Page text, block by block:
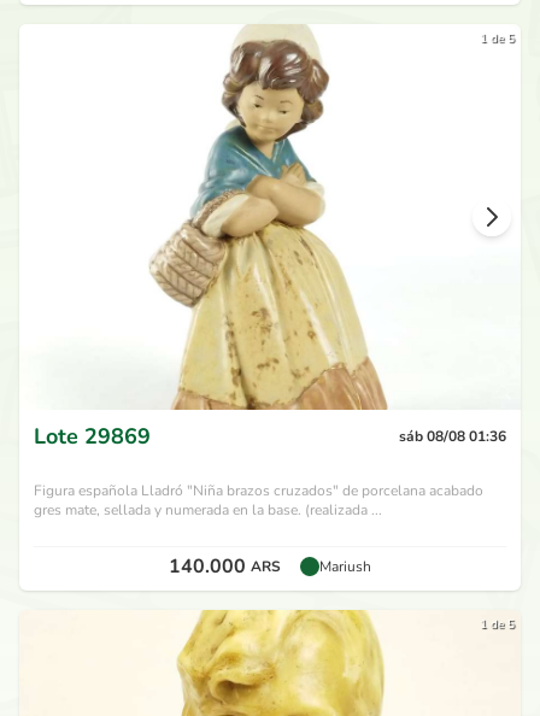
1 de 5
Lote 29869 sáb 08/08 01:36
Figura española Lladró "Niña brazos cruzados" de porcelana acabado
gres mate, sellada y numerada en la base. (realizada ...
140.000 ARS Mariush
1 de 5